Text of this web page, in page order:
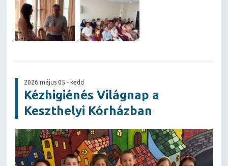
2026 május 05 - kedd
Kézhigiénés Világnap a
Keszthelyi Kórházban